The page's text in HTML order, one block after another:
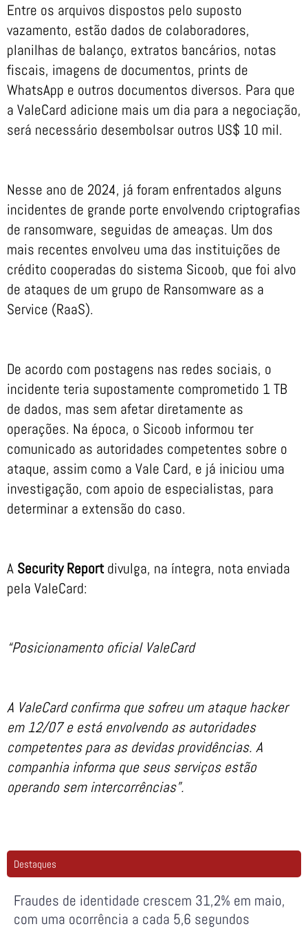
Entre os arquivos dispostos pelo suposto
vazamento, estão dados de colaboradores,
planilhas de balanço, extratos bancários, notas
fiscais, imagens de documentos, prints de
WhatsApp e outros documentos diversos. Para que
a ValeCard adicione mais um dia para a negociação,
será necessário desembolsar outros US$ 10 mil.
Nesse ano de 2024, já foram enfrentados alguns
incidentes de grande porte envolvendo criptografias
de ransomware, seguidas de ameaças. Um dos
mais recentes envolveu uma das instituições de
crédito cooperadas do sistema Sicoob, que foi alvo
de ataques de um grupo de Ransomware as a
Service (RaaS).
De acordo com postagens nas redes sociais, o
incidente teria supostamente comprometido 1 TB
de dados, mas sem afetar diretamente as
operações. Na época, o Sicoob informou ter
comunicado as autoridades competentes sobre o
ataque, assim como a Vale Card, e já iniciou uma
investigação, com apoio de especialistas, para
determinar a extensão do caso.
A Security Reportdivulga, na íntegra, nota enviada
pela ValeCard:
“Posicionamento oficial ValeCard
A ValeCard confirma que sofreu um ataque hacker
em 12/07 e está envolvendo as autoridades
competentes para as devidas providências. A
companhia informa que seus serviços estão
operando sem intercorrências”.
Destaques
Fraudes de identidade crescem 31,2% em maio,
com uma ocorrência a cada 5,6 segundos